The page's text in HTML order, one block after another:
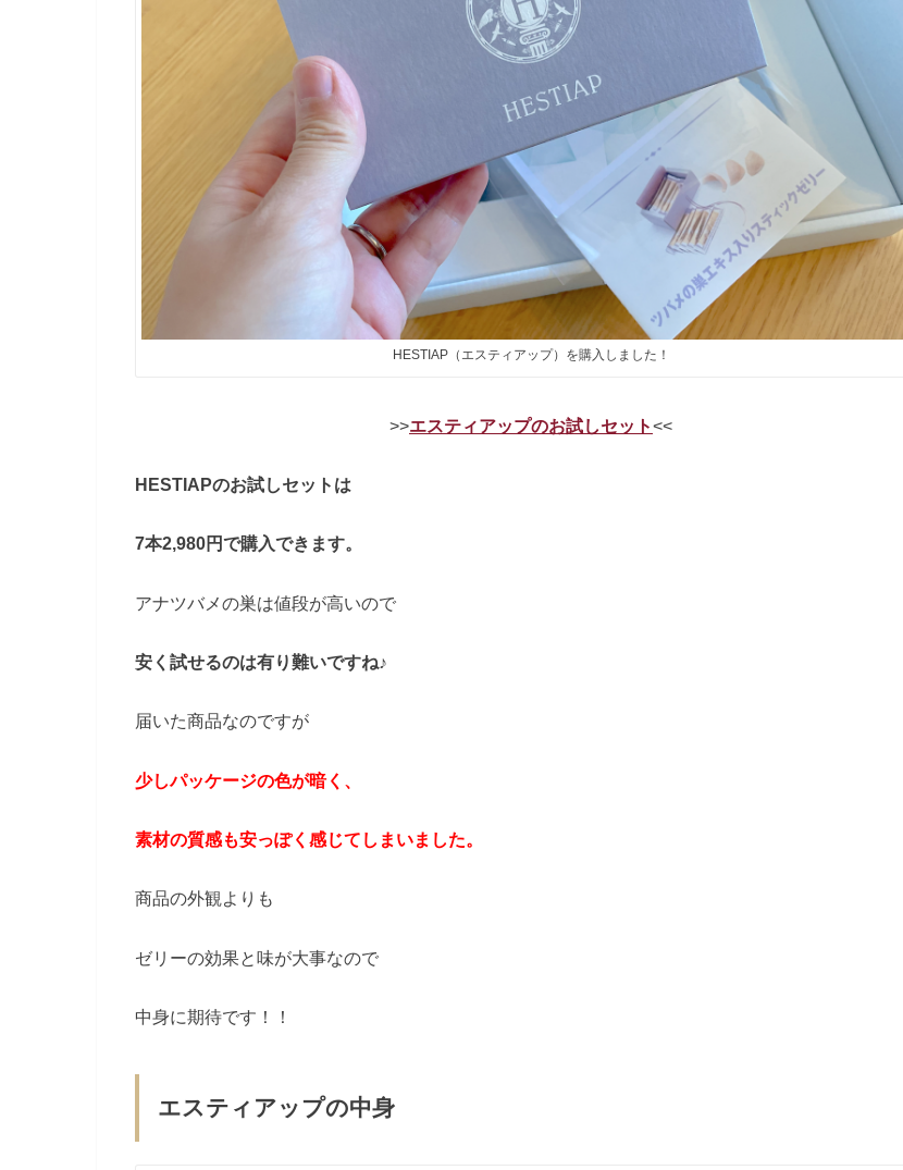
HESTIAP（エスティアップ）を購入しました！
>>エスティアップのお試しセット<<
HESTIAPのお試しセットは
7本2,980円で購入できます。
アナツバメの巣は値段が高いので
安く試せるのは有り難いですね♪
届いた商品なのですが
少しパッケージの色が暗く、
素材の質感も安っぽく感じてしまいました。
商品の外観よりも
ゼリーの効果と味が大事なので
中身に期待です！！
エスティアップの中身